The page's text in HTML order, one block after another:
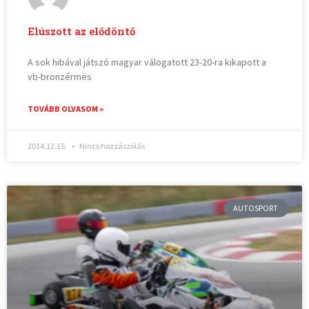
Elúszott az elődöntő
A sok hibával játszó magyar válogatott 23-20-ra kikapott a
vb-bronzérmes
TOVÁBB OLVASOM »
2014.12.15. Nincs hozzászólás
AUTOSPORT